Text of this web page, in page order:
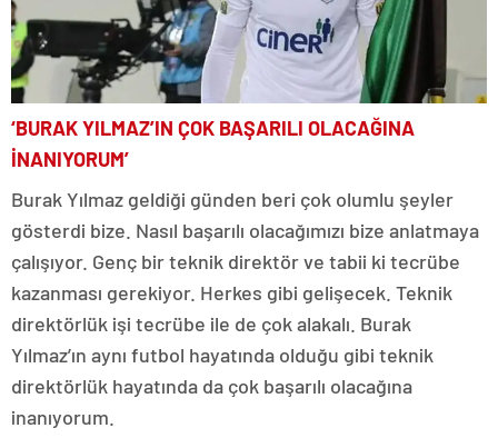
‘BURAK YILMAZ’IN ÇOK BAŞARILI OLACAĞINA
İNANIYORUM’
Burak Yılmaz geldiği günden beri çok olumlu şeyler
gösterdi bize. Nasıl başarılı olacağımızı bize anlatmaya
çalışıyor. Genç bir teknik direktör ve tabii ki tecrübe
kazanması gerekiyor. Herkes gibi gelişecek. Teknik
direktörlük işi tecrübe ile de çok alakalı. Burak
Yılmaz’ın aynı futbol hayatında olduğu gibi teknik
direktörlük hayatında da çok başarılı olacağına
inanıyorum.